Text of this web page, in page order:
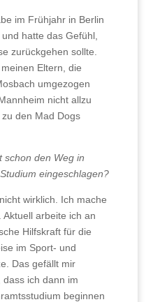
im Frühjahr in Berlin
hatte das Gefühl,
zurückgehen sollte.
Eltern, die
umgezogen
nicht allzu
den Mad Dogs
schon den Weg in
eingeschlagen?
wirklich. Ich mache
Aktuell arbeite ich an
Hilfskraft für die
im Sport- und
Das gefällt mir
ich dann im
beginnen